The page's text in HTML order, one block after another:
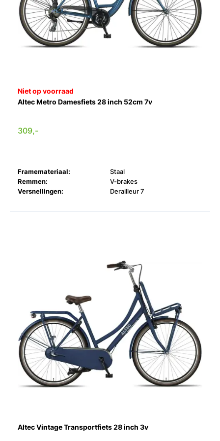
Niet op voorraad
Altec Metro Damesfiets 28 inch 52cm 7v
309,-
Framemateriaal:
Staal
Remmen:
V-brakes
Versnellingen:
Derailleur 7
Altec Vintage Transportfiets 28 inch 3v